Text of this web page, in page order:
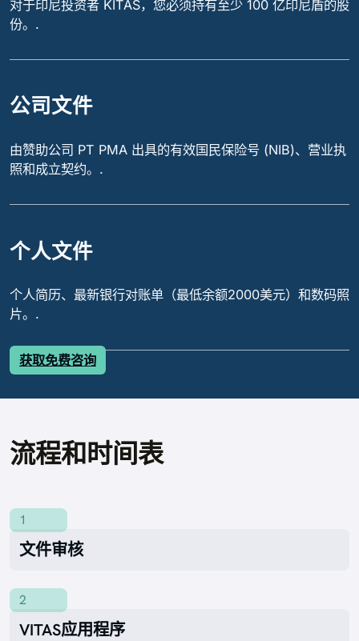
对于印尼投资者 KITAS，您必须持有至少 100 亿印尼盾的股
份。.
公司文件
由赞助公司 PT PMA 出具的有效国民保险号 (NIB)、营业执
照和成立契约。.
个人文件
个人简历、最新银行对账单（最低余额2000美元）和数码照
片。.
获取免费咨询
流程和时间表
1
文件审核
2
VITAS应用程序